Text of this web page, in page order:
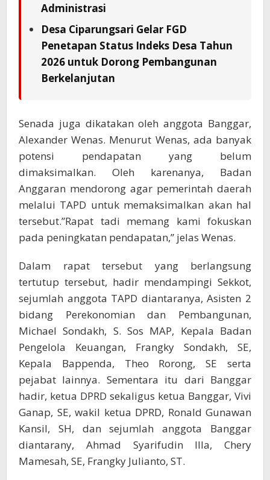
Administrasi
Desa Ciparungsari Gelar FGD
Penetapan Status Indeks Desa Tahun
2026 untuk Dorong Pembangunan
Berkelanjutan
Senada juga dikatakan oleh anggota Banggar,
Alexander Wenas. Menurut Wenas, ada banyak
potensi pendapatan yang belum
dimaksimalkan. Oleh karenanya, Badan
Anggaran mendorong agar pemerintah daerah
melalui TAPD untuk memaksimalkan akan hal
tersebut.”Rapat tadi memang kami fokuskan
pada peningkatan pendapatan,” jelas Wenas.
Dalam rapat tersebut yang berlangsung
tertutup tersebut, hadir mendampingi Sekkot,
sejumlah anggota TAPD diantaranya, Asisten 2
bidang Perekonomian dan Pembangunan,
Michael Sondakh, S. Sos MAP, Kepala Badan
Pengelola Keuangan, Frangky Sondakh, SE,
Kepala Bappenda, Theo Rorong, SE serta
pejabat lainnya. Sementara itu dari Banggar
hadir, ketua DPRD sekaligus ketua Banggar, Vivi
Ganap, SE, wakil ketua DPRD, Ronald Gunawan
Kansil, SH, dan sejumlah anggota Banggar
diantarany, Ahmad Syarifudin Illa, Chery
Mamesah, SE, Frangky Julianto, ST.